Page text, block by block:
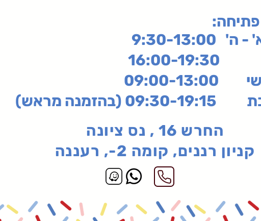
13:00
09:00-13:00
(בהזמנה מראש)
החרש 16 , נס ציונה
קניון רננים, קומה 2-, רעננה